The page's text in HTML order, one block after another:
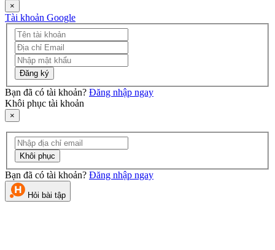
×
Tài khoản Google
Đăng ký
Bạn đã có tài khoản? Đăng nhập ngay
Khôi phục tài khoản
×
Khôi phục
Bạn đã có tài khoản? Đăng nhập ngay
Hỏi bài tập